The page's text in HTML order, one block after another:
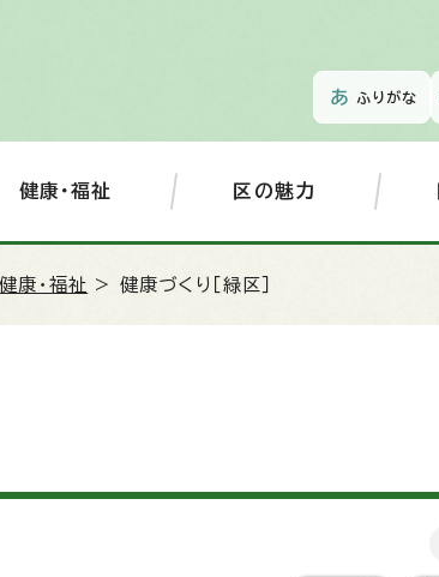
ふりがな
健康・福祉 区の魅力
康・福祉 > 健康づくり［緑区］